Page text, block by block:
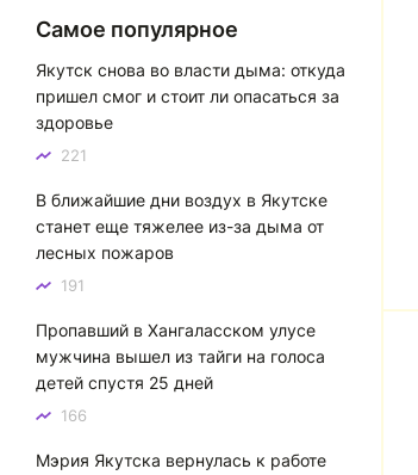
Спасибо за краткий, рассказ об
история города Якутска. Желаю
процветания нашему Северу!
Якутск сквозь века: от острога до столицы республики
К
Котя злой
Зной в Сибири, тем более в
Якутске. Никакой это не зной, а
просто приятное тепло. А про
палящее солнце тем более
даже в песнях поют…
Самое популярное
Якутск снова во власти дыма: откуда
пришел смог и стоит ли опасаться за
здоровье
221
В ближайшие дни воздух в Якутске
станет еще тяжелее из-за дыма от
лесных пожаров
191
Пропавший в Хангаласском улусе
мужчина вышел из тайги на голоса
детей спустя 25 дней
166
Мэрия Якутска вернулась к работе